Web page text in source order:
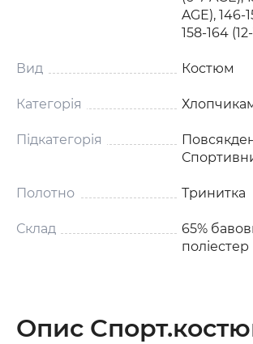
AGE), 146-
158-164
Вид Костюм
Категорія
Підкатегорія
Полотно Тринитка
Склад
65%
поліестер
Опис